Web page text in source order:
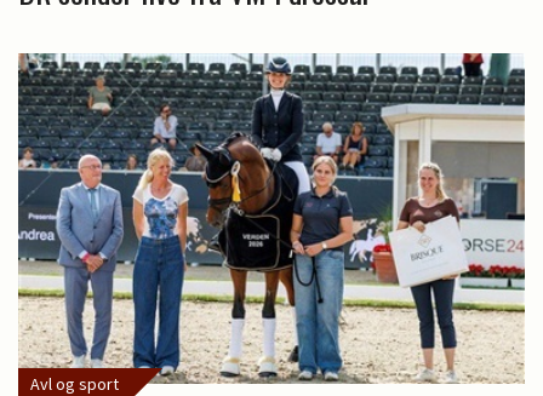
Avl og sport